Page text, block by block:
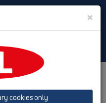
Toggle
16 Zawory zwrotne
×
cookies only